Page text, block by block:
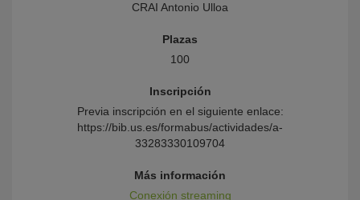
CRAI Antonio Ulloa
Plazas
100
Inscripción
Previa inscripción en el siguiente enlace:
https://bib.us.es/formabus/actividades/a-
33283330109704
Más información
Conexión streaming